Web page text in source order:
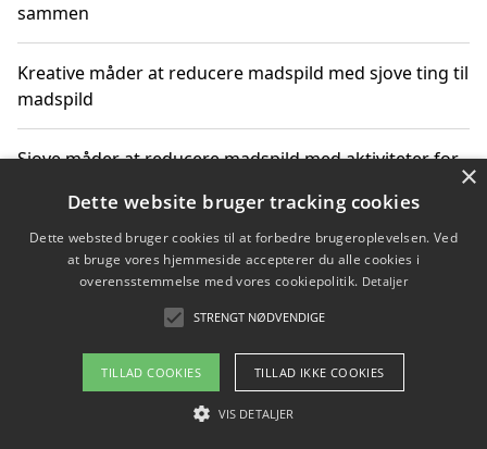
sammen
Kreative måder at reducere madspild med sjove ting til
madspild
Sjove måder at reducere madspild med aktiviteter for
Hvor finder jeg nemme måltidskasser i Vejle
Om / kontakt
Blog Betingelser
×
Dette website bruger tracking cookies
Dette websted bruger cookies til at forbedre brugeroplevelsen. Ved
at bruge vores hjemmeside accepterer du alle cookies i
overensstemmelse med vores cookiepolitik. Detaljer
STRENGT NØDVENDIGE
TILLAD COOKIES TILLAD IKKE COOKIES
VIS DETALJER